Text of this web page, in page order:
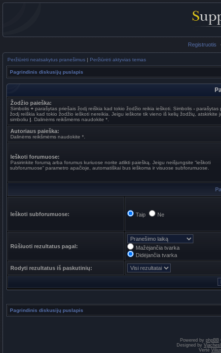
Registruotis
Peržiūrėti neatsakytus pranešimus | Peržiūrėti aktyvias temas
Pagrindinis diskusijų puslapis
Žodžio paieška:
Simbolis + parašytas priešais žodį reiškia kad tokio žodžio reikia ieškoti. Simbolis - parašytas
žodį reiškia kad tokio žodžio ieškoti nereikia. Jeigu ieškote tik vieno iš kelių žodžių, atskirkite
simboliu | . Dalinėms reikšmėms naudokite *.
Autoriaus paieška:
Dalinėms reikšmėms naudokite *.
Ieškoti forumuose:
Pasirinkite forumą arba forumus kuriuose norite atlikti paiešką. Jeigu neišjungsite “ieškoti
subforumuose“ parametro apačioje, automatiškai bus ieškoma ir visuose subforumuose.
Ieškoti subforumuose: Taip Ne
Rūšiuoti rezultatus pagal:
Mažėjančia tvarka
Didėjančia tvarka
Rodyti rezultatus iš paskutinių:
Pagrindinis diskusijų puslapis
Powered by phpBB
Designed by
Vertė